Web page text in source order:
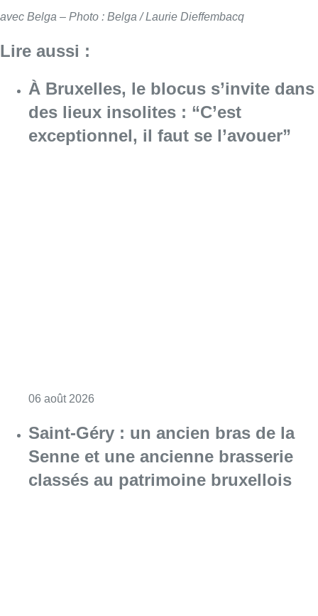
avec Belga – Photo : Belga / Laurie Dieffembacq
Lire aussi :
À Bruxelles, le blocus s’invite dans
des lieux insolites : “C’est
exceptionnel, il faut se l’avouer”
06 août 2026
Saint-Géry : un ancien bras de la
Senne et une ancienne brasserie
classés au patrimoine bruxellois